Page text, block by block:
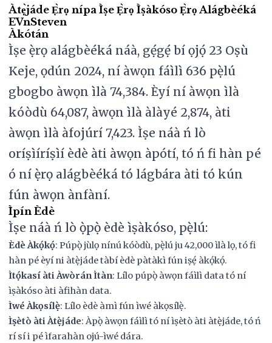
Àtẹ̀jáde Ẹ̀rọ nípa Ìṣe Ẹ̀rọ Ìṣàkóso Ẹ̀rọ Alágbèéká
EVnSteven
Àkótán
Ìṣe ẹ̀rọ alágbèéká náà, gẹ́gẹ́ bí ọjọ́ 23 Oṣù
Keje, ọdún 2024, ní àwọn fáìlì 636 pẹ̀lú
gbogbo àwọn ìlà 74,384. Èyí ní àwọn ìlà
kóòdù 64,087, àwọn ìlà àlàyé 2,874, àti
àwọn ìlà àfojúrí 7,423. Ìṣe náà ń lò
oríṣìíríṣìí èdè àti àwọn àpótí, tó ń fi hàn pé
ó ní ẹ̀rọ alágbèéká tó lágbára àti tó kún
fún àwọn ànfàní.
Ìpín Èdè
Ìṣe náà ń lò ọ̀pọ̀ èdè ìṣàkóso, pẹ̀lú:
Èdè Àkọ́kọ́: Púpọ̀ jùlọ nínú kóòdù, pẹ̀lú ju 42,000 ìlà lọ, tó fi
hàn pé èyí ni àtẹ̀jáde tàbí èdè pàtàkì fún iṣẹ́ àkọ́kọ́.
Ìtọ́kasí àti Àwòrán Ìtàn: Lílo púpọ̀ àwọn fáìlì data tó ní
ìṣàkóso àti àfihàn data.
Ìwé Àkọsílẹ̀: Lílo èdè àmì fún ìwé àkọsílẹ̀.
Ìṣètò àti Àtẹ̀jáde: Àpọ̀ àwọn fáìlì tó ní ìṣètò àti àtẹ̀jáde, tó ń
rí sí i pé ìfarahàn ojú-ìwé dára.